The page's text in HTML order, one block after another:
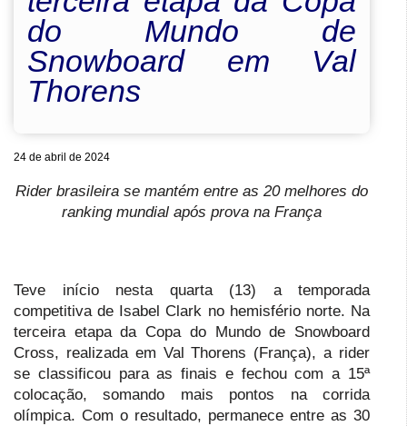
do Mundo de
Snowboard em Val
Thorens
24 de abril de 2024
Rider brasileira se mantém entre as 20 melhores do
ranking mundial após prova na França
Teve início nesta quarta (13) a temporada
competitiva de Isabel Clark no hemisfério norte. Na
terceira etapa da Copa do Mundo de Snowboard
Cross, realizada em Val Thorens (França), a rider
se classificou para as finais e fechou com a 15ª
colocação, somando mais pontos na corrida
olímpica. Com o resultado, permanece entre as 30